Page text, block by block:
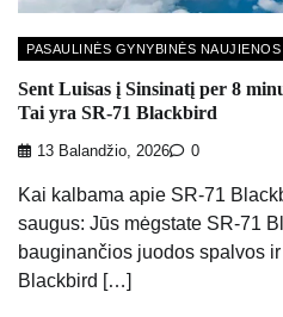
PASAULINĖS GYNYBINĖS NAUJIENOS
Sent Luisas į Sinsinatį per 8
Tai yra SR-71 Blackbird
13 Balandžio, 2026 0
Kai kalbama apie SR-71
saugus: Jūs mėgstate SR-71
bauginančios juodos spalvos
Blackbird […]